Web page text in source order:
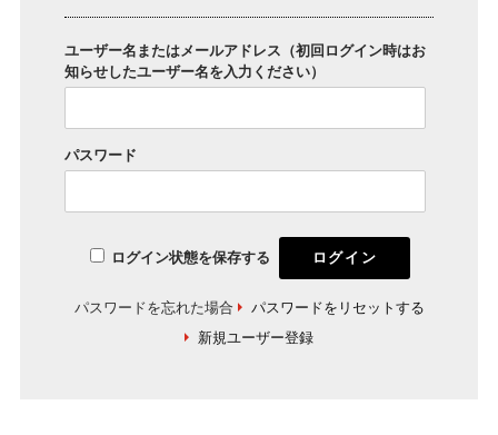
ユーザー名またはメールアドレス（初回ログイン時はお
知らせしたユーザー名を入力ください）
パスワード
ログイン状態を保存する
パスワードを忘れた場合
パスワードをリセットする
新規ユーザー登録